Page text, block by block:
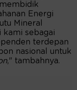
Energi
Mineral
kami sebagai
terdepan
nasional untuk
," tambahnya.